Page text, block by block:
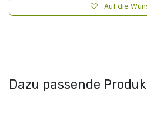
Auf die
Dazu passende